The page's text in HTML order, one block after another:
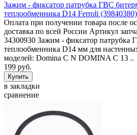
Зажим - фиксатор патрубка ГВС
теплообменника D14 Ferroli (39840380)
Оплата при получении товара после
доставка по всей России Артикул
34300930 Зажим - фиксатор патрубка
теплообменника D14 мм для
моделей: Domina C N DOMINA C 13 ..
199 руб.
в закладки
сравнение